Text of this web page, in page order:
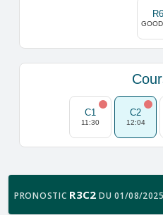
R6
C1
11:30
C2
12:04
PRONOSTIC R3C2 DU 01/08/2025